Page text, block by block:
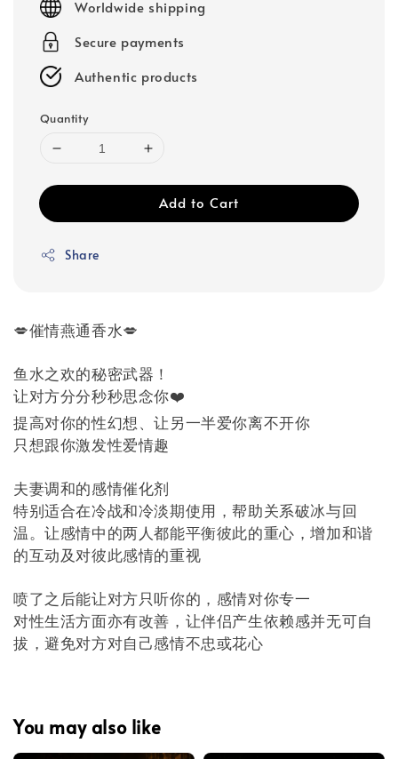
Worldwide shipping
Secure payments
Authentic products
Quantity
Add to Cart
Share
💋催情燕通香水💋
鱼水之欢的秘密武器！
让对方分分秒秒思念你❤️
提高对你的性幻想、让另一半爱你离不开你
只想跟你激发性爱情趣
夫妻调和的感情催化剂
特别适合在冷战和冷淡期使用，帮助关系破冰与回
温。让感情中的两人都能平衡彼此的重心，增加和谐
的互动及对彼此感情的重视
喷了之后能让对方只听你的，感情对你专一
对性生活方面亦有改善，让伴侣产生依赖感并无可自
拔，避免对方对自己感情不忠或花心
You may also like